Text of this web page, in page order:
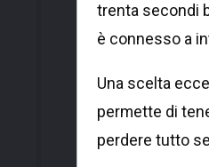
trenta secondi
è connesso a
Una scelta
permette di
perdere tutto